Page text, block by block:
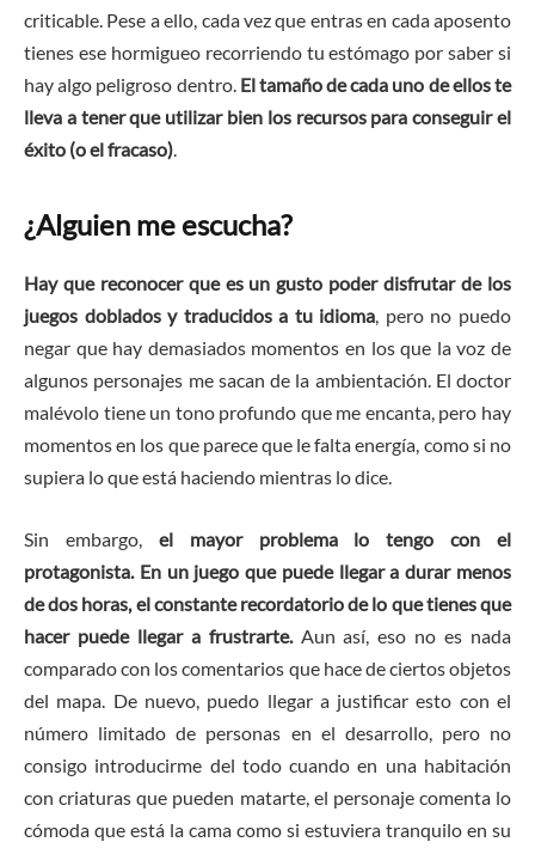
criticable. Pese a ello, cada vez que entras en cada aposento
tienes ese hormigueo recorriendo tu estómago por saber si
hay algo peligroso dentro. El tamaño de cada uno de ellos te
lleva a tener que utilizar bien los recursos para conseguir el
éxito (o el fracaso).
¿Alguien me escucha?
Hay que reconocer que es un gusto poder disfrutar de los
juegos doblados y traducidos a tu idioma, pero no puedo
negar que hay demasiados momentos en los que la voz de
algunos personajes me sacan de la ambientación. El doctor
malévolo tiene un tono profundo que me encanta, pero hay
momentos en los que parece que le falta energía, como si no
supiera lo que está haciendo mientras lo dice.
Sin embargo, el mayor problema lo tengo con el
protagonista. En un juego que puede llegar a durar menos
de dos horas, el constante recordatorio de lo que tienes que
hacer puede llegar a frustrarte. Aun así, eso no es nada
comparado con los comentarios que hace de ciertos objetos
del mapa. De nuevo, puedo llegar a justificar esto con el
número limitado de personas en el desarrollo, pero no
consigo introducirme del todo cuando en una habitación
con criaturas que pueden matarte, el personaje comenta lo
cómoda que está la cama como si estuviera tranquilo en su